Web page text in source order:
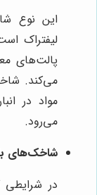
این نوع
لیفتراک
پالت‌های
می‌کند.
مواد در
می‌رود.
شاخک‌های
در شرایطی